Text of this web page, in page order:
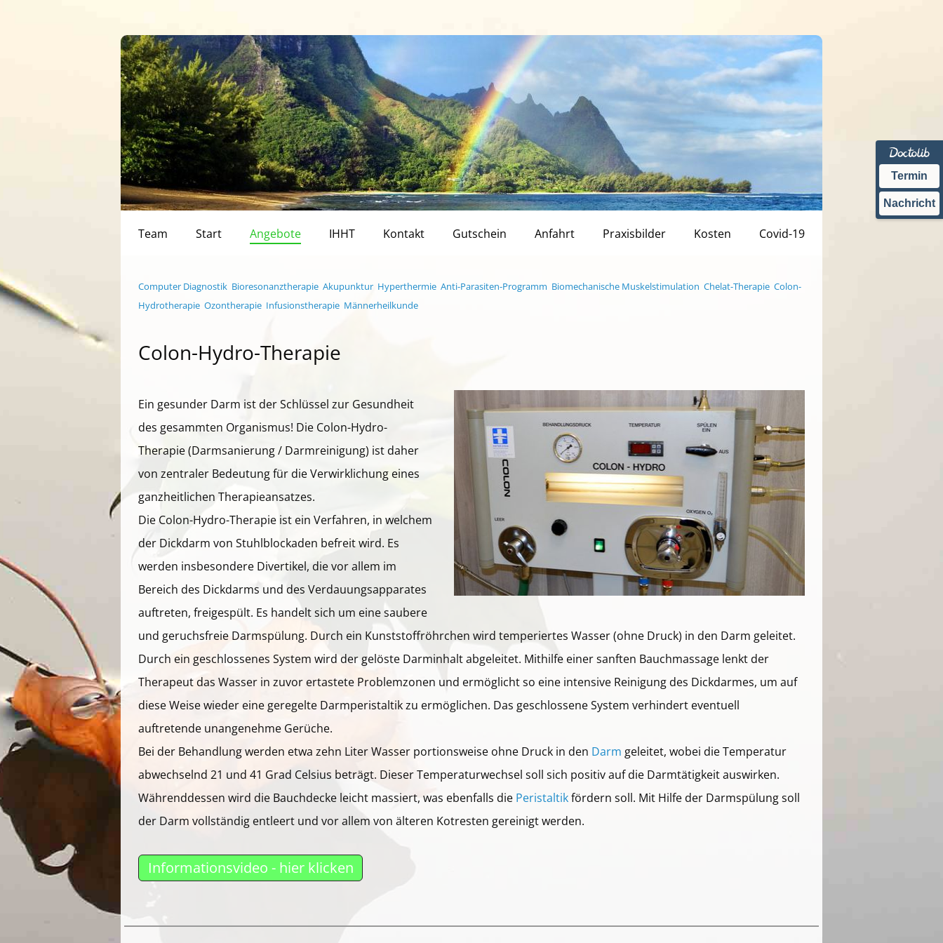
Termin
Nachricht
Team Start Angebote IHHT Kontakt Gutschein Anfahrt Praxisbilder Kosten Covid-19
Computer Diagnostik Bioresonanztherapie Akupunktur Hyperthermie Anti-Parasiten-Programm Biomechanische Muskelstimulation Chelat-Therapie Colon-
Hydrotherapie Ozontherapie Infusionstherapie Männerheilkunde
Colon-Hydro-Therapie
Ein gesunder Darm ist der Schlüssel zur Gesundheit
des gesammten Organismus! Die Colon-Hydro-
Therapie (Darmsanierung / Darmreinigung) ist daher
von zentraler Bedeutung für die Verwirklichung eines
ganzheitlichen Therapieansatzes.
Die Colon-Hydro-Therapie ist ein Verfahren, in welchem
der Dickdarm von Stuhlblockaden befreit wird. Es
werden insbesondere Divertikel, die vor allem im
Bereich des Dickdarms und des Verdauungsapparates
auftreten, freigespült. Es handelt sich um eine saubere
und geruchsfreie Darmspülung. Durch ein Kunststoffröhrchen wird temperiertes Wasser (ohne Druck) in den Darm geleitet.
Durch ein geschlossenes System wird der gelöste Darminhalt abgeleitet. Mithilfe einer sanften Bauchmassage lenkt der
Therapeut das Wasser in zuvor ertastete Problemzonen und ermöglicht so eine intensive Reinigung des Dickdarmes, um auf
diese Weise wieder eine geregelte Darmperistaltik zu ermöglichen. Das geschlossene System verhindert eventuell
auftretende unangenehme Gerüche.
Bei der Behandlung werden etwa zehn Liter Wasser portionsweise ohne Druck in den Darm geleitet, wobei die Temperatur
abwechselnd 21 und 41 Grad Celsius beträgt. Dieser Temperaturwechsel soll sich positiv auf die Darmtätigkeit auswirken.
Währenddessen wird die Bauchdecke leicht massiert, was ebenfalls die Peristaltikfördern soll. Mit Hilfe der Darmspülung soll
der Darm vollständig entleert und vor allem von älteren Kotresten gereinigt werden.
Informationsvideo - hier klicken